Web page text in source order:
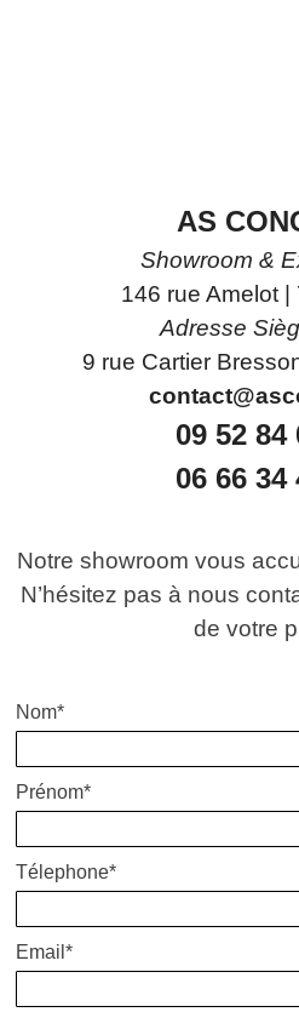
AS
Showroom &
146 rue Amelot |
Adresse
9 rue Cartier
09 52 84
06 66 34
Notre showroom vous
N’hésitez pas à nous
de votre
Nom*
Prénom*
Télephone*
Email*